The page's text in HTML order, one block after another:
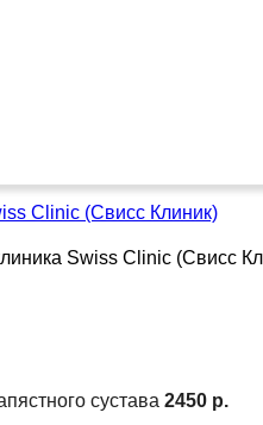
Clinic (Свисс Клиник)
сустава 2450 р.